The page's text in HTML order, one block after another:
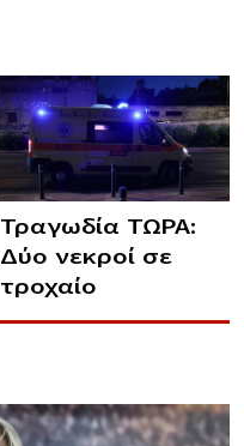
Τραγωδία ΤΩΡΑ:
Δύο νεκροί σε
τροχαίο